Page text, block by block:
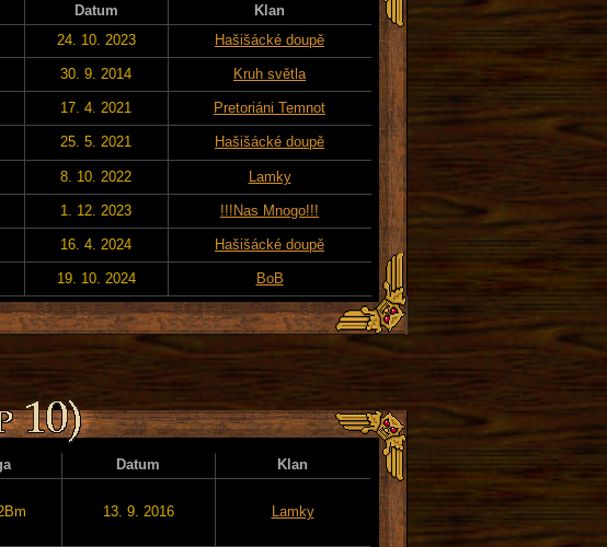
Datum
Klan
24. 10. 2023 Hašišácké doupě
30. 9. 2014 Kruh světla
17. 4. 2021 Pretoriáni Temnot
25. 5. 2021 Hašišácké doupě
8. 10. 2022 Lamky
1. 12. 2023 !!!Nas Mnogo!!!
16. 4. 2024 Hašišácké doupě
19. 10. 2024 BoB
Datum Klan
13. 9. 2016 Lamky